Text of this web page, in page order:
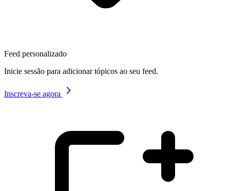
Feed personalizado
Inicie sessão para adicionar tópicos ao seu feed.
Inscreva-se agora